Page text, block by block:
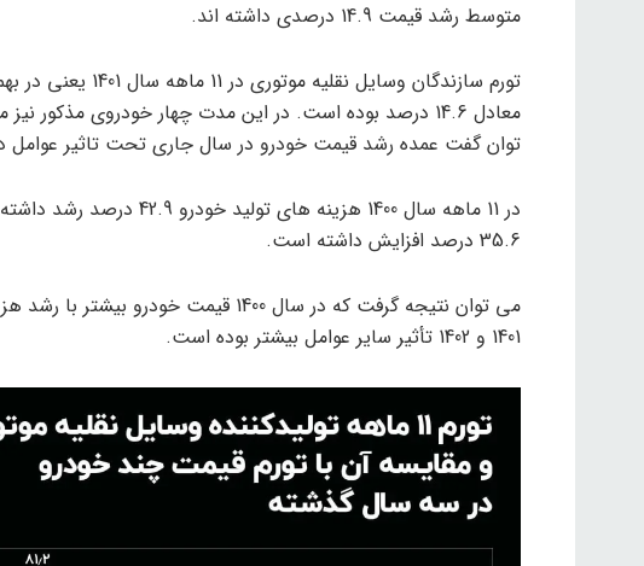
متوسط ​​رشد قیمت 14.9 درصدی داشته اند.
تورم سازندگان
توان گفت عمده رشد قیمت خودرو در سال جاری تحت تاثیر عوامل
35.6 درصد افزایش داشته است.
می توان نتیجه گرفت که در سال 1400
1401 و 1402 تأثیر سایر عوامل بیشتر بوده است.